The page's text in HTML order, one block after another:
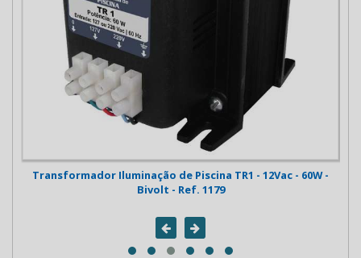
Transformador Iluminação de Piscina TR1 - 12Vac - 60W -
Bivolt - Ref. 1179